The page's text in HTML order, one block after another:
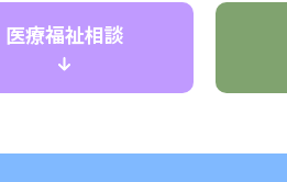
医療福祉相談